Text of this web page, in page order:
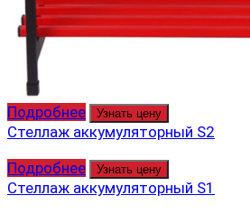
Подробнее Узнать цену
Стеллаж аккумуляторный S2
Подробнее
Узнать цену
Стеллаж аккумуляторный S1